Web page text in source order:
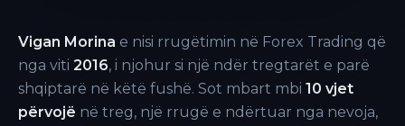
Vigan Morina e nisi rrugëtimin në Forex Trading që
nga viti 2016, i njohur si një ndër tregtarët e parë
shqiptarë në këtë fushë. Sot mbart mbi 10 vjet
përvojë në treg, një rrugë e ndërtuar nga nevoja,